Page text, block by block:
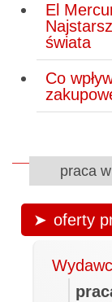
El
świata
Co
praca
oferty